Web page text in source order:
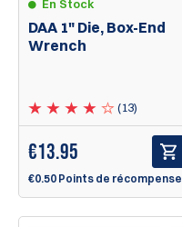
En Stock
DAA 1" Die, Box-End
Wrench
(13)
€13.95
€0.50 Points de récompense